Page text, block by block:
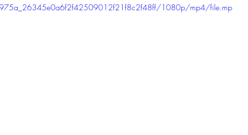
1080p/mp4/file.mp